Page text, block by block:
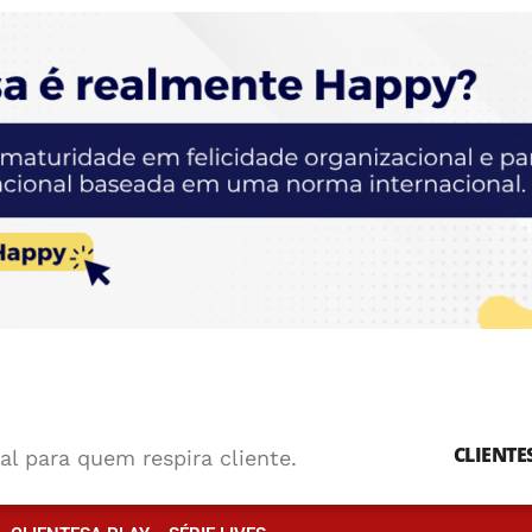
para quem respira cliente.